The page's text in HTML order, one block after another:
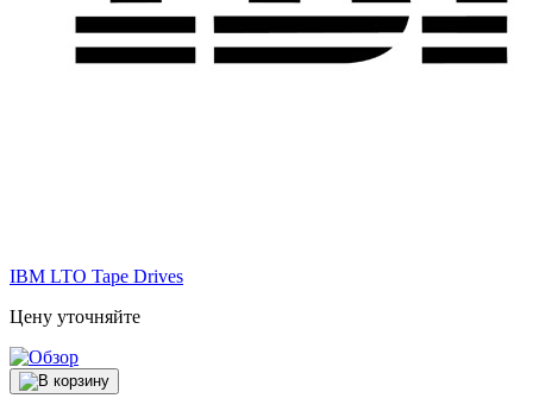
IBM LTO Tape Drives
Цену уточняйте